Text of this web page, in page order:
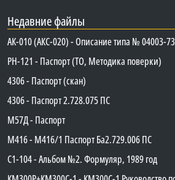
Недавние файлы
АК-010 (АКС-020) - Описание типа № 04003-73
PH-121 - Паспорт (ТО, Методика поверки)
4306 - Паспорт (скан)
4306 - Паспорт 2.728.075 ПС
М57Д - Паспорт
М416 - М416/1 Паспорт Ба2.729.006 ПС
C1-104 - Альбом №2. Формуляр, 1989 год